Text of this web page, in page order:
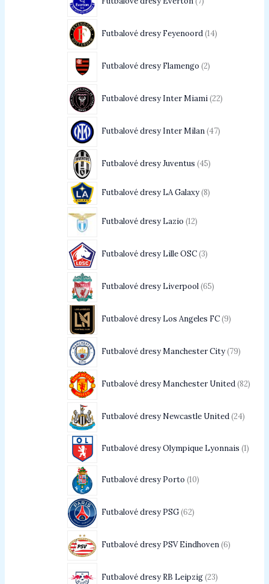
Futbalové dresy Feyenoord 14
Futbalové dresy Flamengo 2
Futbalové dresy Inter Miami 22
Futbalové dresy Inter Milan 47
Futbalové dresy Juventus 45
Futbalové dresy LA Galaxy 8
Futbalové dresy Lazio 12
Futbalové dresy Lille OSC 3
Futbalové dresy Liverpool 65
Futbalové dresy Los Angeles FC 9
Futbalové dresy Manchester City 79
Futbalové dresy Manchester United 82
Futbalové dresy Newcastle United 24
Futbalové dresy Olympique Lyonnais 1
Futbalové dresy Porto 10
Futbalové dresy PSG 62
Futbalové dresy PSV Eindhoven 6
Futbalové dresy RB Leipzig 23